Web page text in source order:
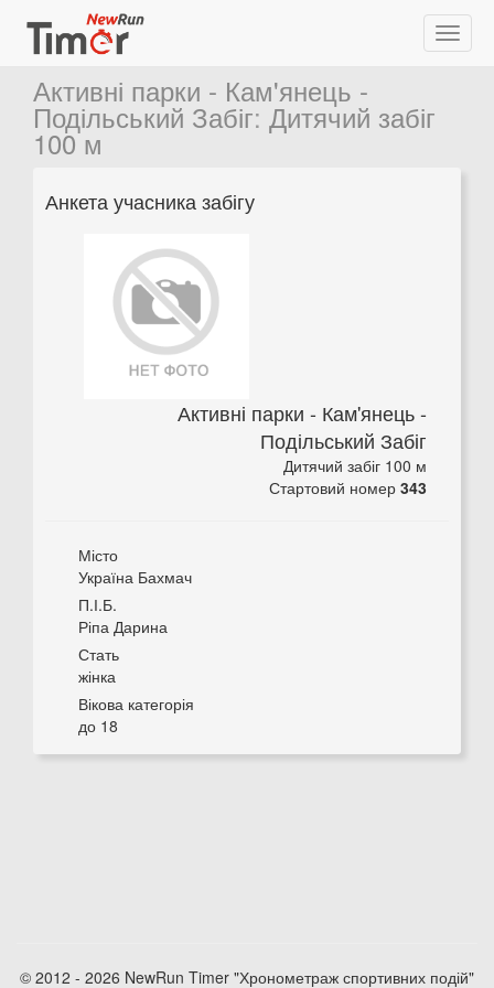
Активні парки - Кам'янець -
Подільський Забіг: Дитячий забіг
100 м
Анкета учасника забігу
Активні парки - Кам'янець -
Подільський Забіг
Дитячий забіг 100 м
Стартовий номер 343
Місто
Україна Бахмач
П.І.Б.
Ріпа Дарина
Стать
жінка
Вікова категорія
до 18
© 2012 - 2026 NewRun Timer "Хронометраж спортивних подій"